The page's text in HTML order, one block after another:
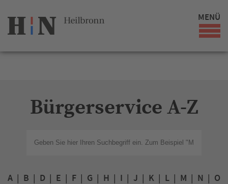
MENÜ
Bürgerservice A-Z
A | B | D | E | F | G | H | I | J | K | L | M | N | O